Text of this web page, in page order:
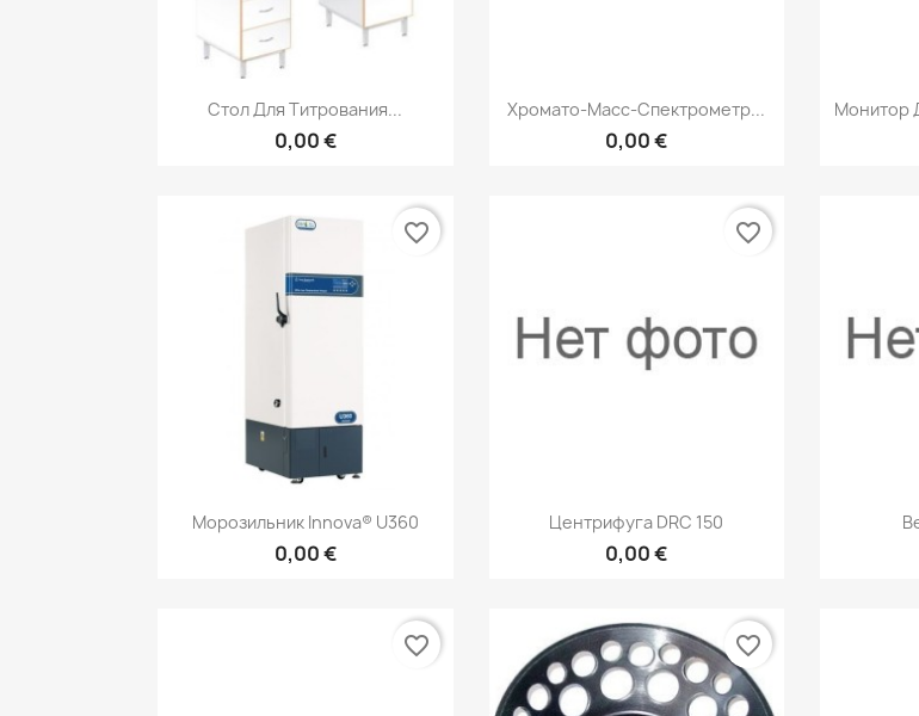
Быстрый просмотр
Стол Для Титрования...
0,00 €
Быстрый просмотр
Хромато-Масс-Спектрометр...
0,00 €

Монитор
Быстрый просмотр
Морозильник Innova® U360
0,00 €
favorite_border
Быстрый просмотр
Центрифуга DRС 150
0,00 €
favorite_border
favorite_border favorite_border